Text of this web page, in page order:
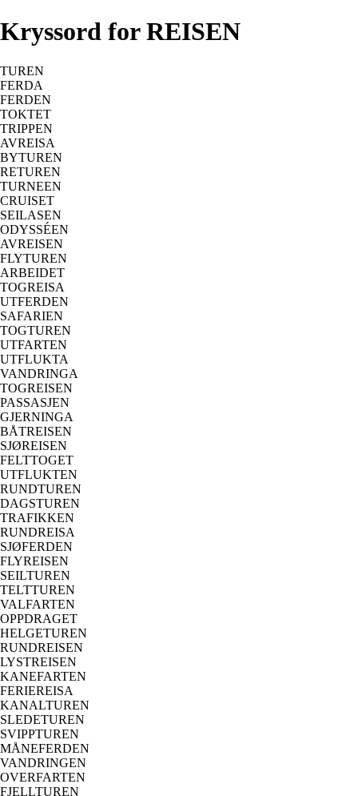
Kryssord for REISEN
TUREN
FERDA
FERDEN
TOKTET
TRIPPEN
AVREISA
BYTUREN
RETUREN
TURNEEN
CRUISET
SEILASEN
ODYSSÉEN
AVREISEN
FLYTUREN
ARBEIDET
TOGREISA
UTFERDEN
SAFARIEN
TOGTUREN
UTFARTEN
UTFLUKTA
VANDRINGA
TOGREISEN
PASSASJEN
GJERNINGA
BÅTREISEN
SJØREISEN
FELTTOGET
UTFLUKTEN
RUNDTUREN
DAGSTUREN
TRAFIKKEN
RUNDREISA
SJØFERDEN
FLYREISEN
SEILTUREN
TELTTUREN
VALFARTEN
OPPDRAGET
HELGETUREN
RUNDREISEN
LYSTREISEN
KANEFARTEN
FERIEREISA
KANALTUREN
SLEDETUREN
SVIPPTUREN
MÅNEFERDEN
VANDRINGEN
OVERFARTEN
FJELLTUREN